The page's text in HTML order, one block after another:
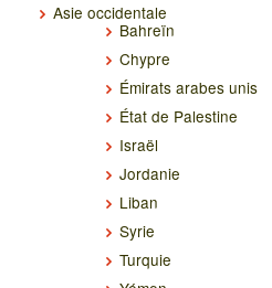
Asie occidentale
Bahreïn
Chypre
Émirats arabes unis
État de Palestine
Israël
Jordanie
Liban
Syrie
Turquie